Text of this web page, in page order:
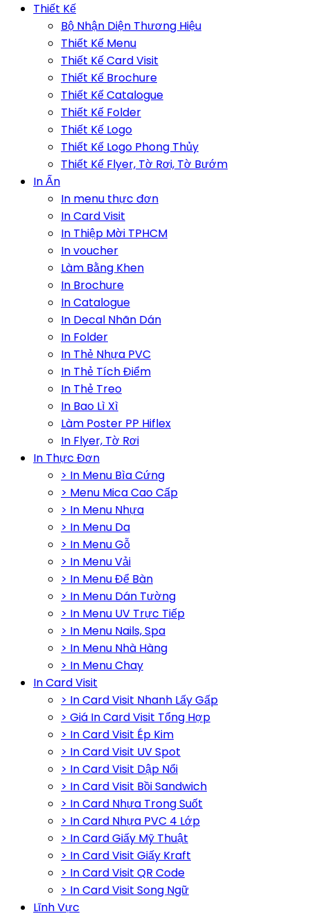
Thiết Kế
Bộ Nhận Diện Thương Hiệu
Thiết Kế Menu
Thiết Kế Card Visit
Thiết Kế Brochure
Thiết Kế Catalogue
Thiết Kế Folder
Thiết Kế Logo
Thiết Kế Logo Phong Thủy
Thiết Kế Flyer, Tờ Rơi, Tờ Bướm
In Ấn
In menu thực đơn
In Card Visit
In Thiệp Mời TPHCM
In voucher
Làm Bằng Khen
In Brochure
In Catalogue
In Decal Nhãn Dán
In Folder
In Thẻ Nhựa PVC
In Thẻ Tích Điểm
In Thẻ Treo
In Bao Lì Xì
Làm Poster PP Hiflex
In Flyer, Tờ Rơi
In Thực Đơn
> In Menu Bìa Cứng
> Menu Mica Cao Cấp
> In Menu Nhựa
> In Menu Da
> In Menu Gỗ
> In Menu Vải
> In Menu Để Bàn
> In Menu Dán Tường
> In Menu UV Trực Tiếp
> In Menu Nails, Spa
> In Menu Nhà Hàng
> In Menu Chay
In Card Visit
> In Card Visit Nhanh Lấy Gấp
> Giá In Card Visit Tổng Hợp
> In Card Visit Ép Kim
> In Card Visit UV Spot
> In Card Visit Dập Nổi
> In Card Visit Bồi Sandwich
> In Card Nhựa Trong Suốt
> In Card Nhựa PVC 4 Lớp
> In Card Giấy Mỹ Thuật
> In Card Visit Giấy Kraft
> In Card Visit QR Code
> In Card Visit Song Ngữ
Lĩnh Vực